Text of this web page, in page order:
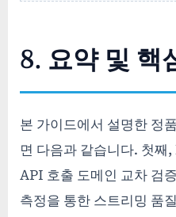
8. 요약 및 핵
본 가이드에서 설명한 정
면 다음과 같습니다. 첫째,
API 호출 도메인 교차 검
측정을 통한 스트리밍 품